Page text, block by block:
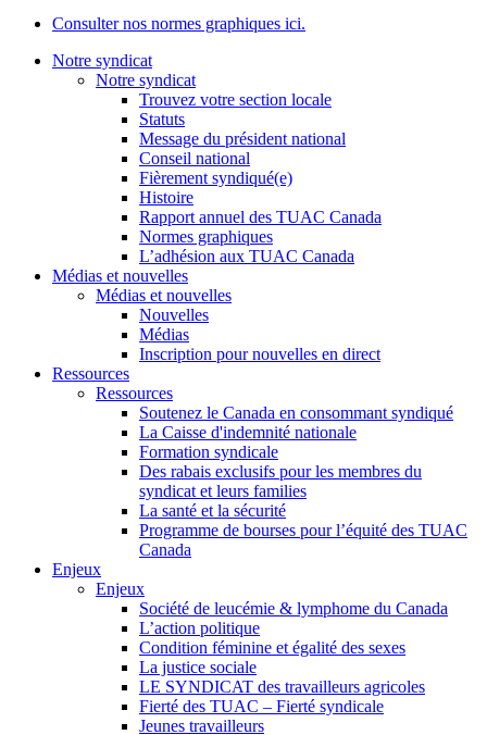
Consulter nos normes graphiques ici.
Notre syndicat
Notre syndicat
Trouvez votre section locale
Statuts
Message du président national
Conseil national
Fièrement syndiqué(e)
Histoire
Rapport annuel des TUAC Canada
Normes graphiques
L’adhésion aux TUAC Canada
Médias et nouvelles
Médias et nouvelles
Nouvelles
Médias
Inscription pour nouvelles en direct
Ressources
Ressources
Soutenez le Canada en consommant syndiqué
La Caisse d'indemnité nationale
Formation syndicale
Des rabais exclusifs pour les membres du
syndicat et leurs families
La santé et la sécurité
Programme de bourses pour l’équité des TUAC
Canada
Enjeux
Enjeux
Société de leucémie & lymphome du Canada
L’action politique
Condition féminine et égalité des sexes
La justice sociale
LE SYNDICAT des travailleurs agricoles
Fierté des TUAC – Fierté syndicale
Jeunes travailleurs